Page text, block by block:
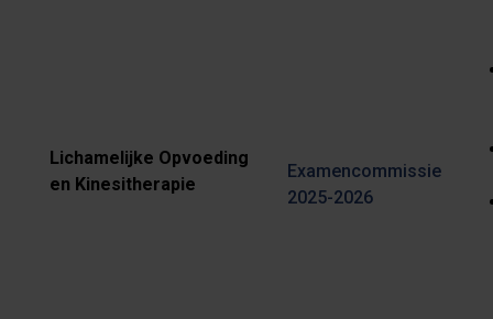
Lichamelijke Opvoeding
en Kinesitherapie
Examencommissie
2025-2026